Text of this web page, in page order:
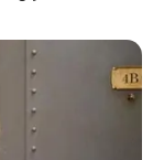
de Curitiba
2021